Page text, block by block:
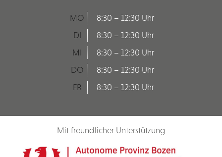
MO
8:30 – 12:30 Uhr
DI
8:30 – 12:30 Uhr
MI
8:30 – 12:30 Uhr
DO
8:30 – 12:30 Uhr
FR
8:30 – 12:30 Uhr
Mit freundlicher Unterstützung